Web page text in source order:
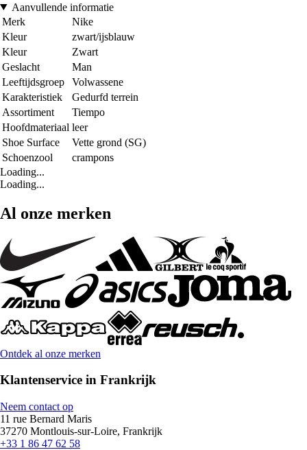
Aanvullende informatie
Merk
Nike
Kleur
zwart/ijsblauw
Kleur
Zwart
Geslacht
Man
Leeftijdsgroep
Volwassene
Karakteristiek
Gedurfd terrein
Assortiment
Tiempo
Hoofdmateriaal leer
Shoe Surface
Vette grond (SG)
Schoenzool
crampons
Loading...
Loading...
Al onze merken
Ontdek al onze merken
Klantenservice in Frankrijk
Neem contact op
11 rue Bernard Maris
37270 Montlouis-sur-Loire, Frankrijk
+33 1 86 47 62 58